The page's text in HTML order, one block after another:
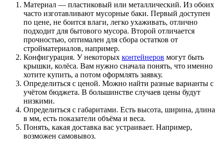
Материал — пластиковый или металлический. Из обоих
часто изготавливают мусорные баки. Первый доступен
по цене, не боится влаги, легко ухаживать, отлично
подходит для бытового мусора. Второй отличается
прочностью, оптимален для сбора остатков от
стройматериалов, например.
Конфигурация. У некоторых контейнеров могут быть
крышки, колёса. Вам нужно сначала понять, что именно
хотите купить, а потом оформлять заявку.
Определиться с ценой. Можно найти разные варианты с
учётом бюджета. В большинстве случаев цены будут
низкими.
Определиться с габаритами. Есть высота, ширина, длина
в мм, есть показатели объёма и веса.
Понять, какая доставка вас устраивает. Например,
возможен самовывоз.